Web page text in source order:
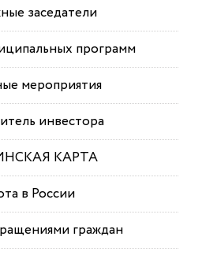
заседатели
программ
мероприятия
инвестора
КАРТА
в России
граждан